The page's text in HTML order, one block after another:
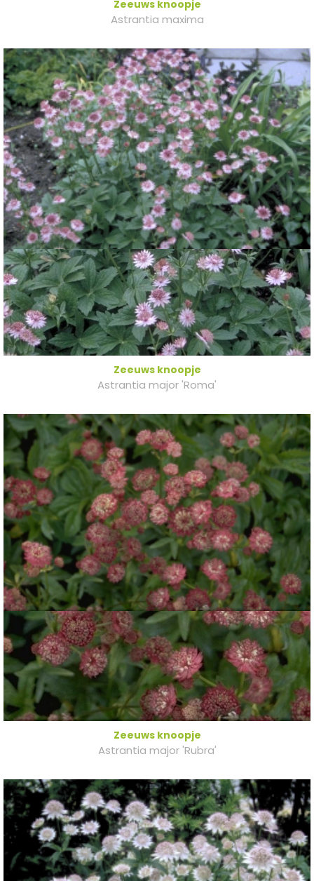
Zeeuws knoopje
Astrantia maxima
Zeeuws knoopje
Astrantia major 'Roma'
Zeeuws knoopje
Astrantia major 'Rubra'